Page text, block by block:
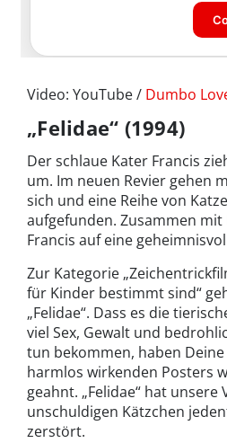
Video: YouTube / Dumbo
„Felidae“ (1994)
Der schlaue Kater Francis
um. Im neuen Revier gehen
sich und eine Reihe von
aufgefunden. Zusammen
Francis auf eine
Zur Kategorie
für Kinder bestimmt sind“
„Felidae“. Dass es die
viel Sex, Gewalt und
tun bekommen, haben
harmlos wirkenden Posters
geahnt. „Felidae“ hat unsere
unschuldigen Kätzchen
zerstört.